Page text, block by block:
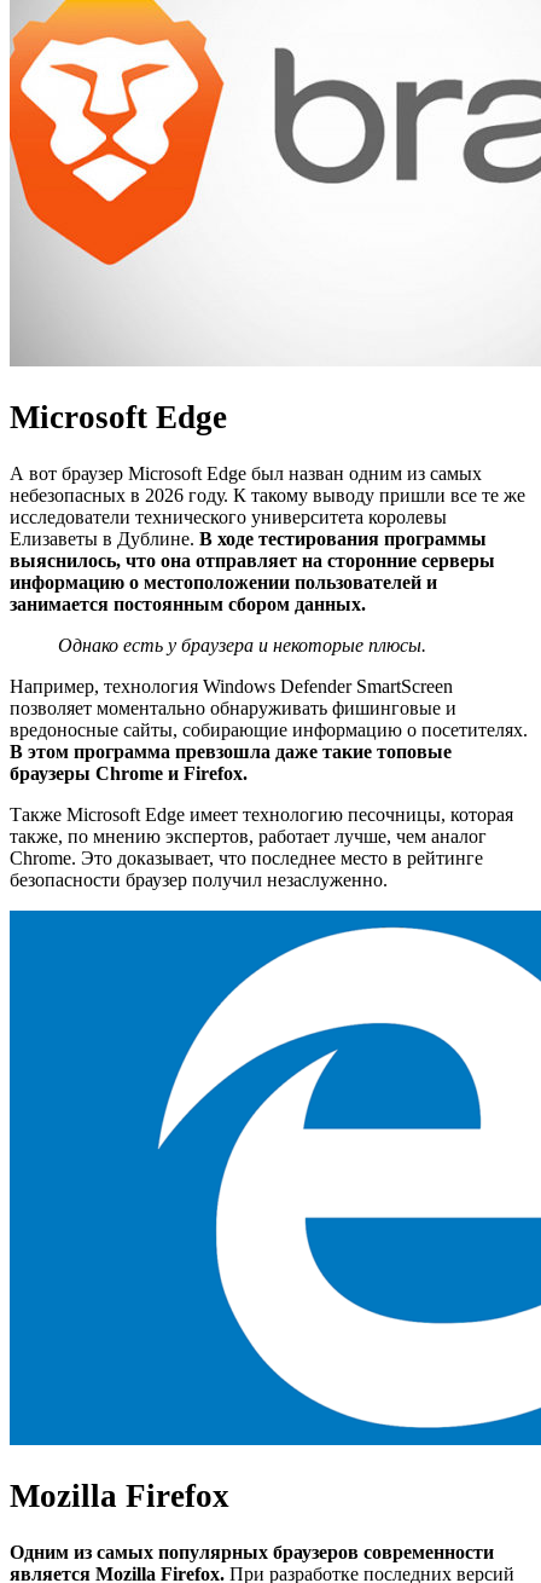
Microsoft Edge
А вот браузер Microsoft Edge был назван одним из самых
небезопасных в 2026 году. К такому выводу пришли все те же
исследователи технического университета королевы
Елизаветы в Дублине. В ходе тестирования программы
выяснилось, что она отправляет на сторонние серверы
информацию о местоположении пользователей и
занимается постоянным сбором данных.
Однако есть у браузера и некоторые плюсы.
Например, технология Windows Defender SmartScreen
позволяет моментально обнаруживать фишинговые и
вредоносные сайты, собирающие информацию о посетителях.
В этом программа превзошла даже такие топовые
браузеры Chrome и Firefox.
Также Microsoft Edge имеет технологию песочницы, которая
также, по мнению экспертов, работает лучше, чем аналог
Chrome. Это доказывает, что последнее место в рейтинге
безопасности браузер получил незаслуженно.
Mozilla Firefox
Одним из самых популярных браузеров современности
является Mozilla Firefox. При разработке последних версий